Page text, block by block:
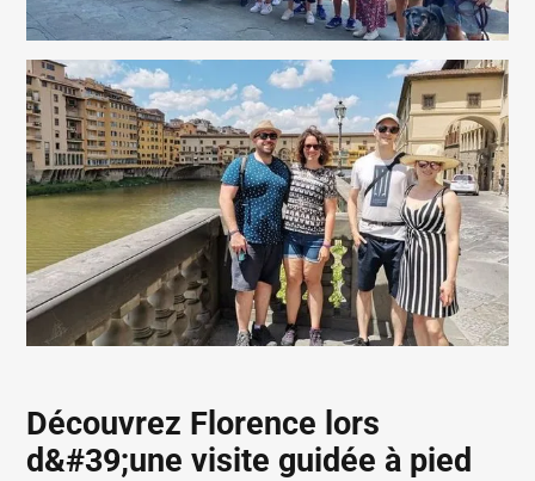
Découvrez Florence lors
d&#39;une visite guidée à pied